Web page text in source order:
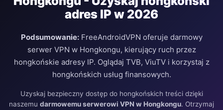
adres IP w 2026
Podsumowanie:FreeAndroidVPN oferuje darmowy
serwer VPN w Hongkongu, kierujący ruch przez
hongkońskie adresy IP. Oglądaj TVB, ViuTV i korzystaj z
hongkońskich usług finansowych.
Uzyskaj bezpieczny dostęp do hongkońskich treści dzięki
naszemu darmowemu serwerowi VPN w Hongkongu. Otrzymaj